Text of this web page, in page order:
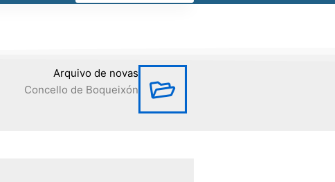
Arquivo de novas
Concello de Boqueixón